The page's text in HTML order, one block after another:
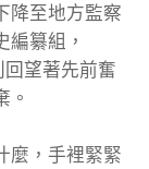
降至地方監察
纂組，
望著先前奮
。
麼，手裡緊緊